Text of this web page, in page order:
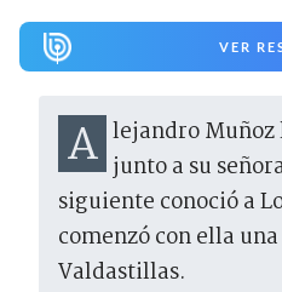
VER
Alejandro Muñoz llegó a España junto a su
siguiente conoció a
comenzó con ella
Valdastillas.